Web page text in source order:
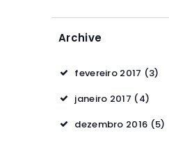
Archive
fevereiro 2017 (3)
janeiro 2017 (4)
dezembro 2016 (5)